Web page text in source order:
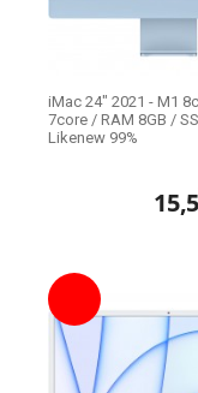
iMac 24" 2021 - M1
7core / RAM 8GB /
Likenew 99%